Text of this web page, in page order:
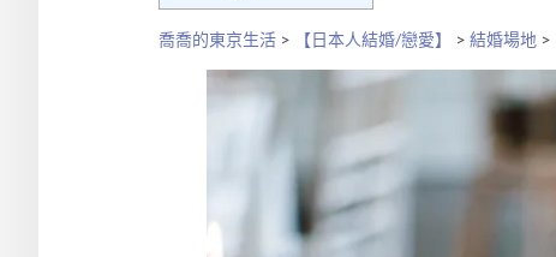
喬喬的東京生活 > 【日本人結婚/戀愛】 > 結婚場地 >